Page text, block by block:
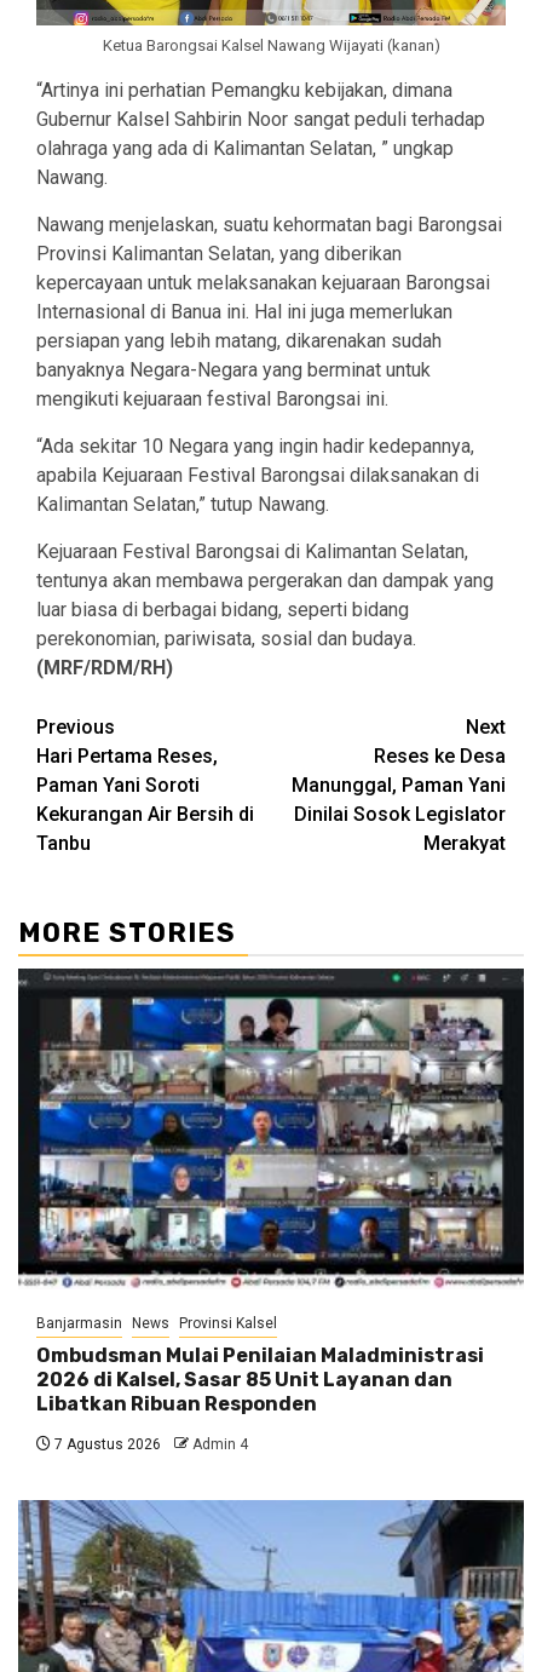
Ketua Barongsai Kalsel Nawang Wijayati (kanan)
“Artinya ini perhatian Pemangku kebijakan, dimana
Gubernur Kalsel Sahbirin Noor sangat peduli terhadap
olahraga yang ada di Kalimantan Selatan, ” ungkap
Nawang.
Nawang menjelaskan, suatu kehormatan bagi Barongsai
Provinsi Kalimantan Selatan, yang diberikan
kepercayaan untuk melaksanakan kejuaraan Barongsai
Internasional di Banua ini. Hal ini juga memerlukan
persiapan yang lebih matang, dikarenakan sudah
banyaknya Negara-Negara yang berminat untuk
mengikuti kejuaraan festival Barongsai ini.
“Ada sekitar 10 Negara yang ingin hadir kedepannya,
apabila Kejuaraan Festival Barongsai dilaksanakan di
Kalimantan Selatan,” tutup Nawang.
Kejuaraan Festival Barongsai di Kalimantan Selatan,
tentunya akan membawa pergerakan dan dampak yang
luar biasa di berbagai bidang, seperti bidang
perekonomian, pariwisata, sosial dan budaya.
(MRF/RDM/RH)
Continue
Reading
Previous
Hari Pertama Reses,
Paman Yani Soroti
Kekurangan Air Bersih di
Tanbu
Next
Reses ke Desa
Manunggal, Paman Yani
Dinilai Sosok Legislator
Merakyat
MORE STORIES
Banjarmasin News Provinsi Kalsel
Ombudsman Mulai Penilaian Maladministrasi
2026 di Kalsel, Sasar 85 Unit Layanan dan
Libatkan Ribuan Responden
7 Agustus 2026 Admin 4